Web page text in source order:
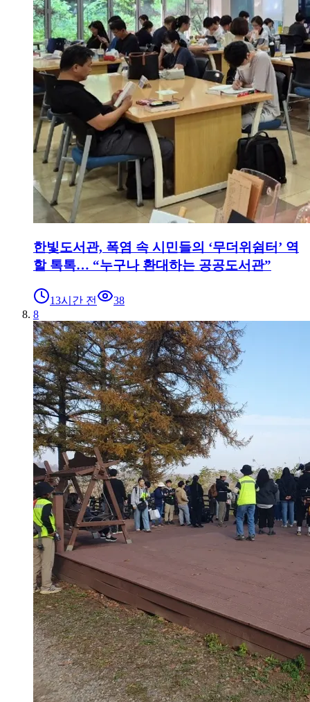
한빛도서관, 폭염 속 시민들의 ‘무더위쉼터’ 역
할 톡톡… “누구나 환대하는 공공도서관”
13시간 전
38
8